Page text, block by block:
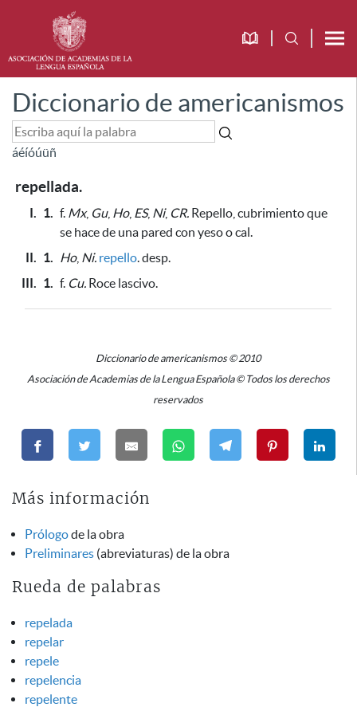
Diccionario de americanismos
áéíóúüñ
repellada.
I. 1. f. Mx, Gu, Ho, ES, Ni, CR. Repello, cubrimiento que
se hace de una pared con yeso o cal.
II. 1. Ho, Ni. repello. desp.
III. 1. f. Cu. Roce lascivo.
Diccionario de americanismos © 2010
Asociación de Academias de la Lengua Española © Todos los derechos
reservados
Más información
Prólogode la obra
Preliminares (abreviaturas) de la obra
Rueda de palabras
repelada
repelar
repele
repelencia
repelente